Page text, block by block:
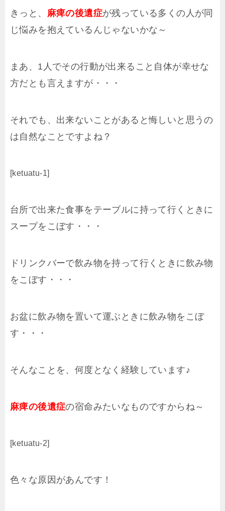
きっと、 麻痺の後遺症が残っている多くの人が同
じ悩みを抱えているんじゃないかな～
まあ、1人でその行動が出来ること自体が幸せな
方だとも言えますが・・・
それでも、出来ないことがあると悔しいと思うの
は自然なことですよね？
[ketuatu-1]
台所で出来た食事をテーブルに持って行くときに
スープをこぼす・・・
ドリンクバーで飲み物を持って行くときに飲み物
をこぼす・・・
お盆に飲み物を置いて運ぶときに飲み物をこぼ
す・・・
そんなことを、何度となく経験しています♪
麻痺の後遺症の宿命みたいなものですからね～
[ketuatu-2]
色々な原因があんです！